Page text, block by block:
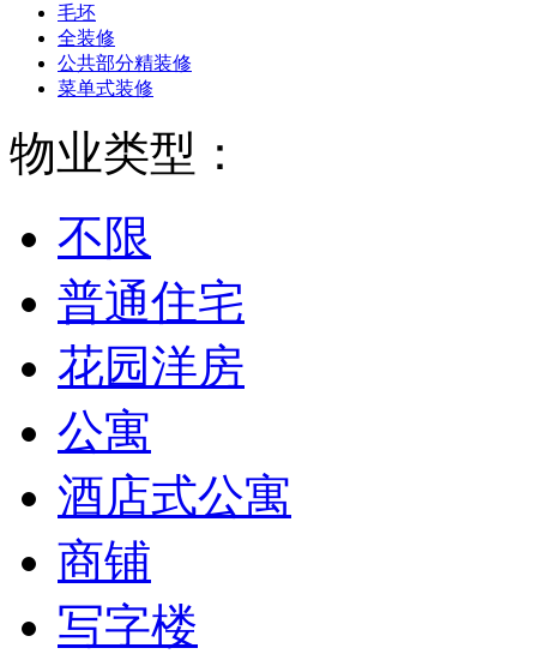
毛坯
全装修
公共部分精装修
菜单式装修
物业类型：
不限
普通住宅
花园洋房
公寓
酒店式公寓
商铺
写字楼